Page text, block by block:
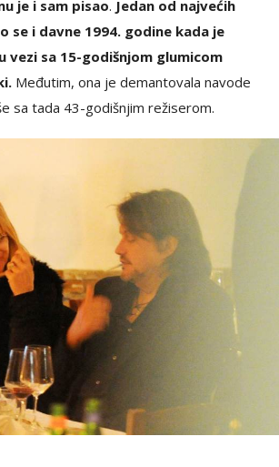
je i sam pisao. Jedan od najvećih
se i davne 1994. godine kada je
vezi sa 15-godišnjom glumicom
Međutim, ona je demantovala navode
sa tada 43-godišnjim režiserom.